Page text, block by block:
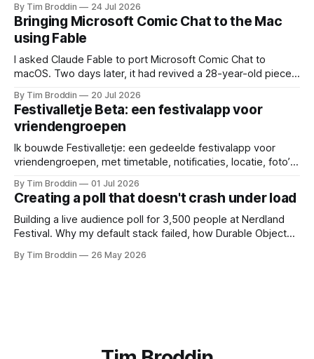
next.
By Tim Broddin 24 Jul 2026
Bringing Microsoft Comic Chat to the Mac
using Fable
I asked Claude Fable to port Microsoft Comic Chat to
macOS. Two days later, it had revived a 28-year-old piece
By Tim Broddin 20 Jul 2026
Festivalletje Beta: een festivalapp voor
vriendengroepen
Ik bouwde Festivalletje: een gedeelde festivalapp voor
vriendengroepen, met timetable, notificaties, locatie, foto’s
By Tim Broddin 01 Jul 2026
Creating a poll that doesn't crash under load
Building a live audience poll for 3,500 people at Nerdland
Festival. Why my default stack failed, how Durable Objects
curious 9-year-old .
By Tim Broddin 26 May 2026